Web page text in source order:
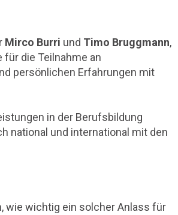
Mirco Burri und Timo Bruggmann,
für die Teilnahme an
persönlichen Erfahrungen mit
in der Berufsbildung
national und international mit den
wie wichtig ein solcher Anlass für